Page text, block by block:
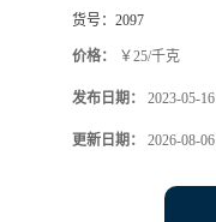
货号： 2097
价格： ￥25/千克
发布日期： 2023-05-16
更新日期： 2026-08-06